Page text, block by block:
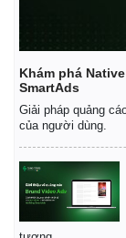
Khám phá
SmartAds
Giải pháp quảng
của người dùng.